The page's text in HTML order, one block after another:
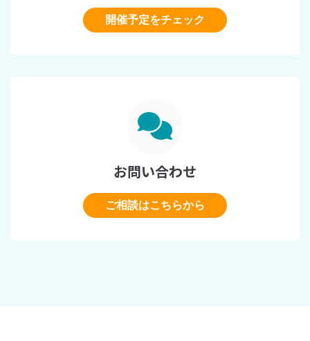
開催予定をチェック
お問い合わせ
ご相談はこちらから